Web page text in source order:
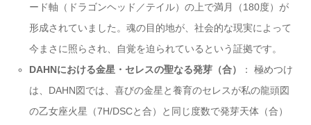
ード軸（ドラゴンヘッド／テイル）の上で満月（180度）が
形成されていました。魂の目的地が、社会的な現実によって
今まさに照らされ、自覚を迫られているという証拠です。
DAHNにおける金星・セレスの聖なる発芽（合）
： 極めつけ
は、DAHN図では、喜びの金星と養育のセレスが私の龍頭図
の乙女座火星（7H/DSCと合）と同じ度数で発芽天体（合）